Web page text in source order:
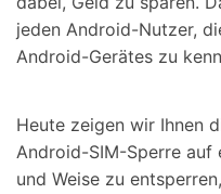
jeden Android-Nutzer,
Android-Gerätes zu
Heute zeigen wir Ihnen
Android-SIM-Sperre
und Weise zu